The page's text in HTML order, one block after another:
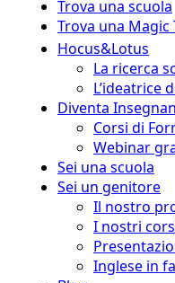
Trova una scuola
Trova una Magic
Hocus&Lotus
La ricerca
L’ideatrice
Diventa
Corsi di
Webinar
Sei una scuola
Sei un genitore
Il nostro
I nostri
Inglese in